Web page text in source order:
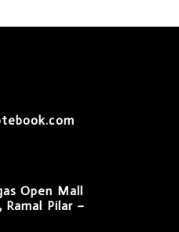
Open Mall
Ramal Pilar –